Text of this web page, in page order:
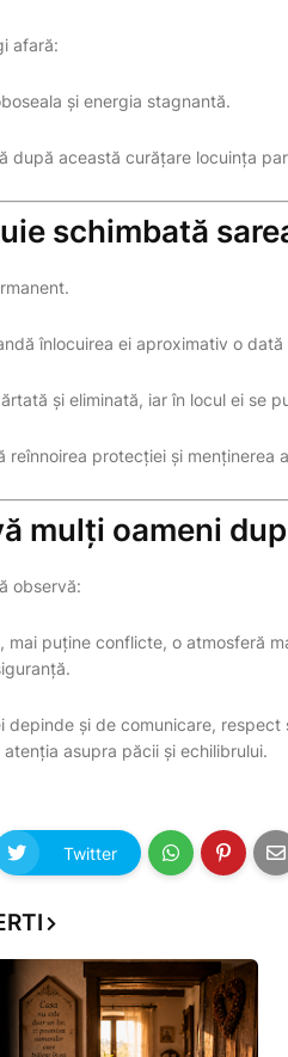
afară:
și energia stagnantă.
după această curățare locuința
schimbată
înlocuirea ei aproximativ o dată
și eliminată, iar în locul ei se
reînnoirea protecției și menținerea
mulți oameni
observă:
mai puține conflicte, o atmosferă
depinde și de comunicare,
asupra păcii și echilibrului.
Twitter